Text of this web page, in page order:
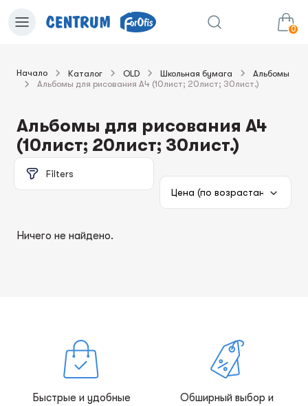
0
в корзину Сумма:0.00€
Начало Каталог OLD Школьная бумага
Альбомы
Альбомы для рисования А4 (10лист; 20лист; 30лист.)
Альбомы для рисования А4
(10лист; 20лист; 30лист.)
Filters
Ничего не найдено.
Быстрые и удобные
Обширный выбор и